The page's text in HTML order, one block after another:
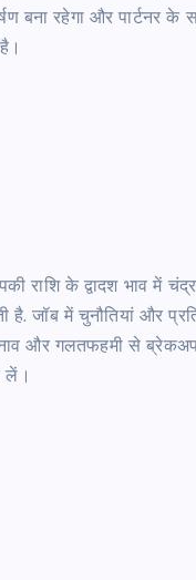
रहेगा और पार्टनर के
के द्वादश भाव में
में चुनौतियां और
और गलतफहमी से
लें।